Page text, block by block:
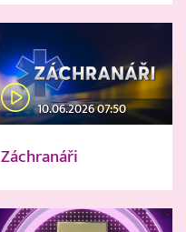
10.06.2026 07:50
Záchranáři